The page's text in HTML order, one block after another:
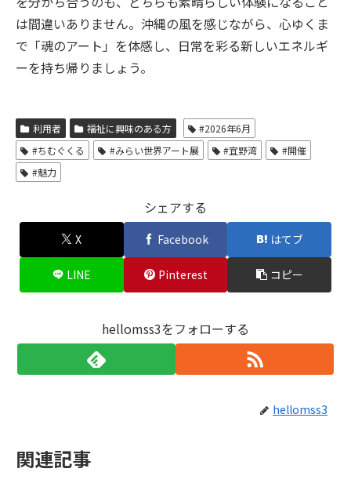
は間違いありません。沖縄の風を感じながら、心ゆくま
で「魂のアート」を体感し、日常を彩る新しいエネルギ
ーを持ち帰りましょう。
利用者 福祉に興味のある方
#2026年6月
#ちむぐくる
#みらい世界アート展 #宜野湾
#開催
#魅力
シェアする
X Facebook はてブ
LINE Pinterest コピー
hellomss3をフォローする
hellomss3
関連記事